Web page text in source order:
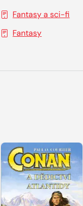
Fantasy a sci-fi
Fantasy